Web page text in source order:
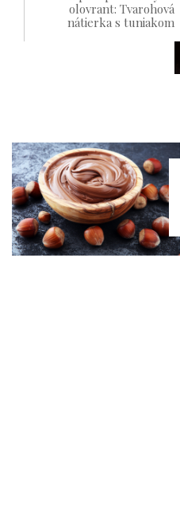
olovrant: Tvarohová
nátierka s tuniakom